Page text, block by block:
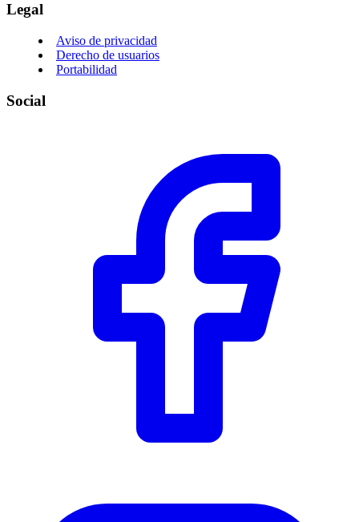
Legal
Aviso de privacidad
Derecho de usuarios
Portabilidad
Social